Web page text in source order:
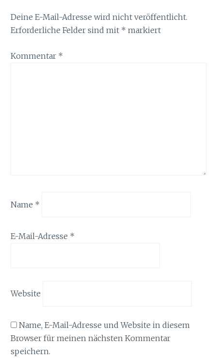
Deine E-Mail-Adresse wird nicht veröffentlicht.
Erforderliche Felder sind mit * markiert
Kommentar *
Name *
E-Mail-Adresse *
Website
Name, E-Mail-Adresse und Website in diesem
Browser für meinen nächsten Kommentar
speichern.